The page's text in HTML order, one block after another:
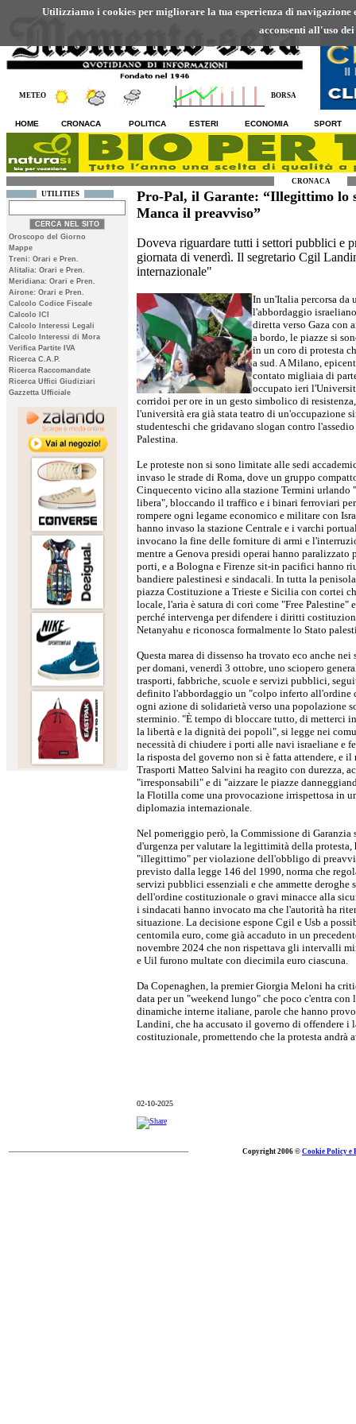
Utilizziamo i cookies per migliorare la tua esperienza di
acconsenti all'uso
METEO BORSA
HOME CRONACA POLITICA ESTERI ECONOMIA SPORT
CRONACA
UTILITIES
Oroscopo del Giorno
Mappe
Treni: Orari e Pren.
Alitalia: Orari e Pren.
Meridiana: Orari e Pren.
Airone: Orari e Pren.
Calcolo Codice Fiscale
Calcolo ICI
Calcolo Interessi Legali
Calcolo Interessi di Mora
Verifica Partite IVA
Ricerca C.A.P.
Ricerca Raccomandate
Ricerca Uffici Giudiziari
Gazzetta Ufficiale
Pro-Pal, il Garante: “Illegittimo lo
Manca il preavviso”
Doveva riguardare tutti i settori pubblici e
giornata di venerdì. Il segretario Cgil
internazionale"
In un'Italia percorsa da
l'abbordaggio
diretta verso Gaza
a bordo, le piazze si
in un coro di protesta
a sud. A Milano,
contato migliaia di
occupato ieri
corridoi per ore in un gesto simbolico di
l'università era già stata teatro di un'occupazione
studenteschi che gridavano slogan contro
Palestina.
Le proteste non si sono limitate alle sedi
invaso le strade di Roma, dove un gruppo
Cinquecento vicino alla stazione Termini urlando
libera", bloccando il traffico e i binari ferroviari
rompere ogni legame economico e militare con
hanno invaso la stazione Centrale e i varchi
invocano la fine delle forniture di armi e
mentre a Genova presidi operai hanno
porti, e a Bologna e Firenze sit-in pacifici hanno
bandiere palestinesi e sindacali. In tutta la
piazza Costituzione a Trieste e Sicilia con cortei
locale, l'aria è satura di cori come "Free
perché intervenga per difendere i diritti
Netanyahu e riconosca formalmente lo Stato
Questa marea di dissenso ha trovato eco anche
per domani, venerdì 3 ottobre, uno sciopero
trasporti, fabbriche, scuole e servizi pubblici,
definito l'abbordaggio un "colpo inferto all'ordine
ogni azione di solidarietà verso una popolazione
sterminio. "È tempo di bloccare tutto, di metterci
la libertà e la dignità dei popoli", si legge nei
necessità di chiudere i porti alle navi israeliane e
la risposta del governo non si è fatta attendere, e
Trasporti Matteo Salvini ha reagito con durezza,
"irresponsabili" e di "aizzare le piazze
la Flotilla come una provocazione irrispettosa in
diplomazia internazionale.
Nel pomeriggio però, la Commissione di
d'urgenza per valutare la legittimità della
"illegittimo" per violazione dell'obbligo di
previsto dalla legge 146 del 1990, norma che
servizi pubblici essenziali e che ammette deroghe
dell'ordine costituzionale o gravi minacce alla
i sindacati hanno invocato ma che l'autorità ha
situazione. La decisione espone Cgil e Usb a
centomila euro, come già accaduto in un
novembre 2024 che non rispettava gli intervalli
e Uil furono multate con diecimila euro ciascuna.
Da Copenaghen, la premier Giorgia Meloni ha
data per un "weekend lungo" che poco c'entra con
dinamiche interne italiane, parole che hanno
Landini, che ha accusato il governo di offendere i
costituzionale, promettendo che la protesta andrà
02-10-2025
Copyright 2006 © Cookie Policy e